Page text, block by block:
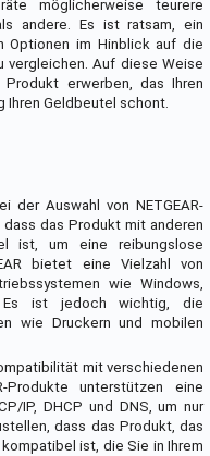
möglicherweise teurere
andere. Es ist ratsam, ein
Optionen im Hinblick auf die
vergleichen. Auf diese Weise
erwerben, das Ihren
Geldbeutel schont.
Auswahl von NETGEAR-
das Produkt mit anderen
ist, um eine reibungslose
bietet eine Vielzahl von
wie Windows,
Es ist jedoch wichtig, die
wie Druckern und mobilen
mit verschiedenen
Produkte unterstützen eine
IP, DHCP und DNS, um nur
dass das Produkt, das
ist, die Sie in Ihrem